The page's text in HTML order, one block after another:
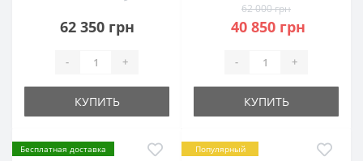
62 350 грн
- +
КУПИТЬ
62 000 грн
40 850 грн
- +
КУПИТЬ
Бесплатная доставка
Популярный